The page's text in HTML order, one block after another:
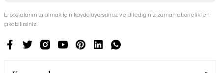
E-postalarımızı almak için kaydoluyorsunuz ve dilediğiniz zaman abonelikten
çıkabilirsiniz.